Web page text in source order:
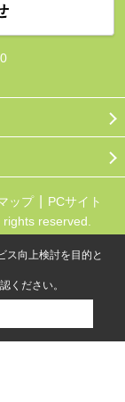
ップ
PCサイト
reserved.
ス向上検討を目的と
ください。